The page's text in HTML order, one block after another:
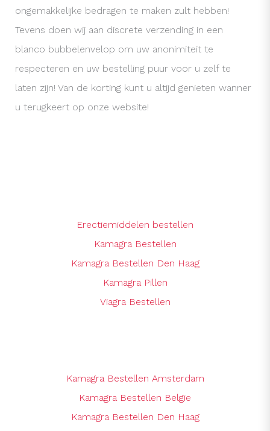
ongemakkelijke bedragen te maken zult hebben!
Tevens doen wij aan discrete verzending in een
blanco bubbelenvelop om uw anonimiteit te
respecteren en uw bestelling puur voor u zelf te
laten zijn! Van de korting kunt u altijd genieten wanner
u terugkeert op onze website!
Erectiemiddelen bestellen
Kamagra Bestellen
Kamagra Bestellen Den Haag
Kamagra Pillen
Viagra Bestellen
Kamagra Bestellen Amsterdam
Kamagra Bestellen Belgie
Kamagra Bestellen Den Haag